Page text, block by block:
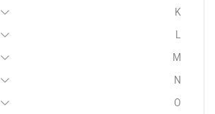
K
L
M
N
O